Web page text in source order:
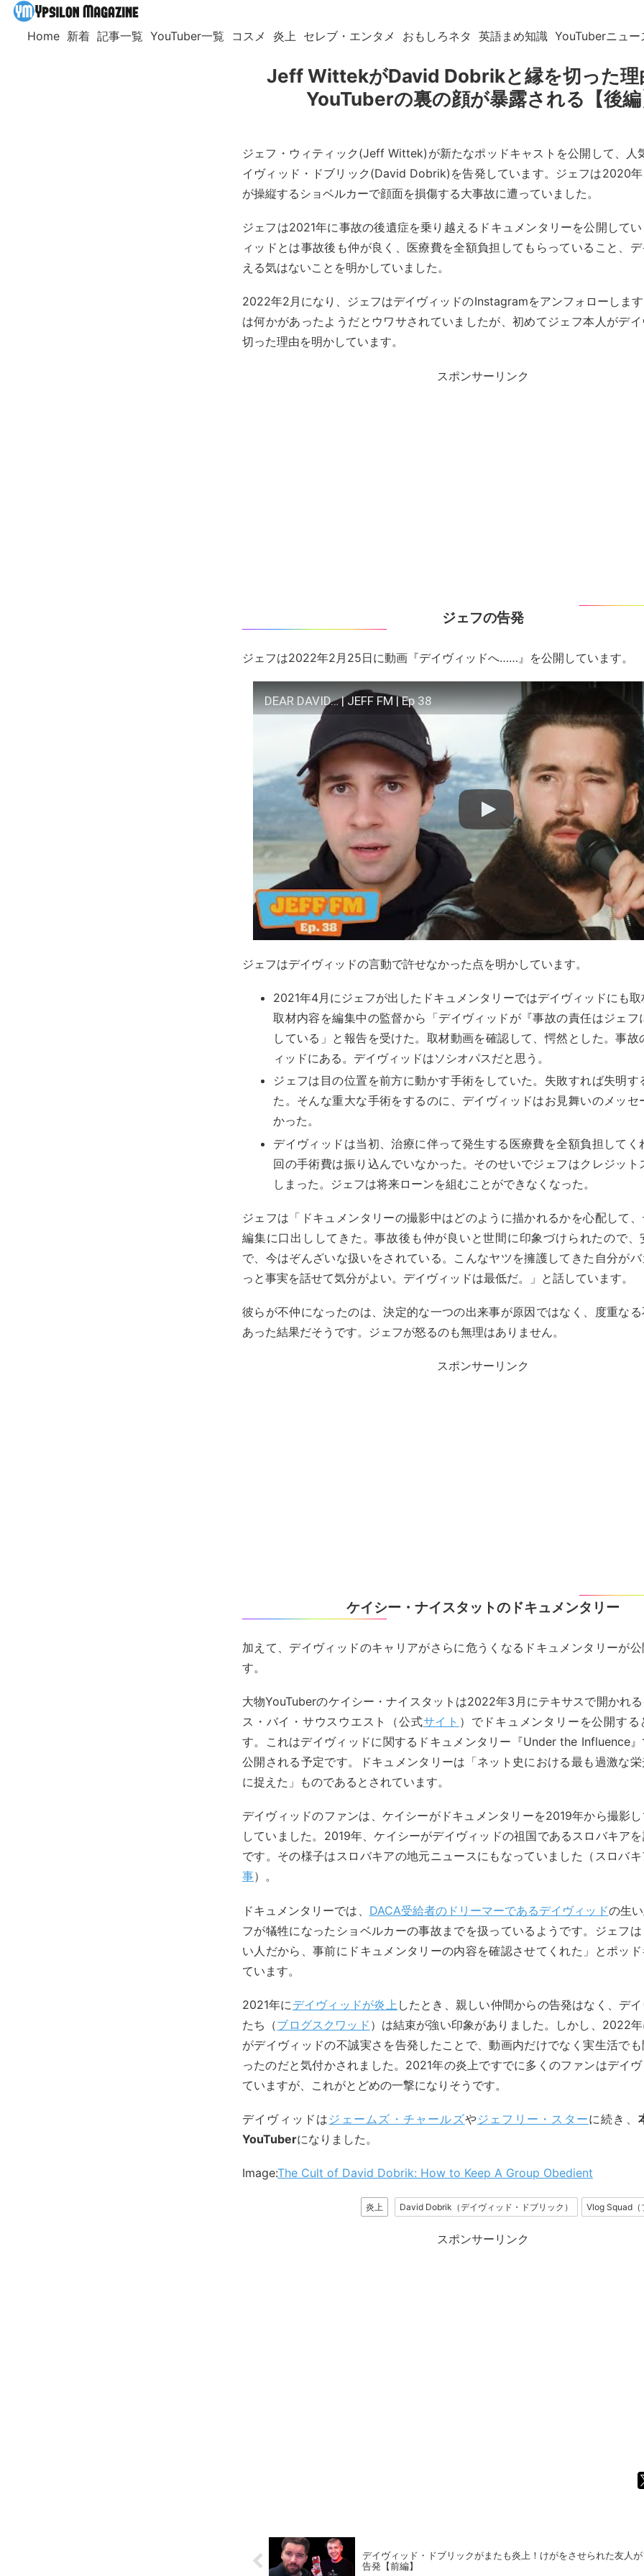
Home 新着 記事一覧 YouTuber一覧 コスメ 炎上 セレブ・エンタメ おもしろネタ 英語まめ知識 YouTuberニュー
Jeff WittekがDavid Dobrikと縁を切った理
YouTuberの裏の顔が暴露される【後編
ジェフ・ウィティック(Jeff Wittek)が新たなポッドキャストを公開して、人
イヴィッド・ドブリック(David Dobrik)を告発しています。ジェフは2020年
が操縦するショベルカーで顔面を損傷する大事故に遭っていました。
ジェフは2021年に事故の後遺症を乗り越えるドキュメンタリーを公開して
ィッドとは事故後も仲が良く、医療費を全額負担してもらっていること、
える気はないことを明かしていました。
2022年2月になり、ジェフはデイヴィッドのInstagramをアンフォローしま
は何かがあったようだとウワサされていましたが、初めてジェフ本人がデ
切った理由を明かしています。
スポンサーリンク
ジェフの告発
ジェフは2022年2月25日に動画『デイヴィッドへ……』を公開しています。
DEAR DAVID… | JEFF FM | Ep 38
ジェフはデイヴィッドの言動で許せなかった点を明かしています。
2021年4月にジェフが出したドキュメンタリーではデイヴィッドにも取
取材内容を編集中の監督から「デイヴィッドが『事故の責任はジェフ
している」と報告を受けた。取材動画を確認して、愕然とした。事故
ィッドにある。デイヴィッドはソシオパスだと思う。
ジェフは目の位置を前方に動かす手術をしていた。失敗すれば失明す
た。そんな重大な手術をするのに、デイヴィッドはお見舞いのメッセ
かった。
デイヴィッドは当初、治療に伴って発生する医療費を全額負担してく
回の手術費は振り込んでいなかった。そのせいでジェフはクレジット
しまった。ジェフは将来ローンを組むことができなくなった。
ジェフは「ドキュメンタリーの撮影中はどのように描かれるかを心配して
編集に口出ししてきた。事故後も仲が良いと世間に印象づけられたので、
で、今はぞんざいな扱いをされている。こんなヤツを擁護してきた自分が
っと事実を話せて気分がよい。デイヴィッドは最低だ。」と話しています。
彼らが不仲になったのは、決定的な一つの出来事が原因ではなく、度重な
あった結果だそうです。ジェフが怒るのも無理はありません。
スポンサーリンク
ケイシー・ナイスタットのドキュメンタリー
加えて、デイヴィッドのキャリアがさらに危うくなるドキュメンタリーが
す。
大物YouTuberのケイシー・ナイスタットは2022年3月にテキサスで開かれ
ス・バイ・サウスウエスト（公式サイト ）でドキュメンタリーを公開する
す。これはデイヴィッドに関するドキュメンタリー『Under the Influence
公開される予定です。ドキュメンタリーは「ネット史における最も過激な
に捉えた」ものであるとされています。
デイヴィッドのファンは、ケイシーがドキュメンタリーを2019年から撮影
していました。2019年、ケイシーがデイヴィッドの祖国であるスロバキア
です。その様子はスロバキアの地元ニュースにもなっていました（スロバ
事）。
ドキュメンタリーでは、 DACA受給者のドリーマーであるデイヴィッドの生
フが犠牲になったショベルカーの事故までを扱っているようです。ジェフ
い人だから、事前にドキュメンタリーの内容を確認させてくれた」とポッ
ています。
2021年に デイヴィッドが炎上 したとき、親しい仲間からの告発はなく、デ
たち（ブログスクワッド ）は結束が強い印象がありました。しかし、2022
がデイヴィッドの不誠実さを告発したことで、動画内だけでなく実生活で
ったのだと気付かされました。2021年の炎上ですでに多くのファンはデイ
ていますが、これがとどめの一撃になりそうです。
デイヴィッドは ジェームズ・チャールズやジェフリー・スターに続き、
YouTuberになりました。
Image:The Cult of David Dobrik: How to Keep A Group Obedient
炎上 David Dobrik（デイヴィッド・ドブリック） Vlog Squad（
スポンサーリンク
デイヴィッド・ドブリックがまたも炎上！けがをさせられた友人が
告発【前編】